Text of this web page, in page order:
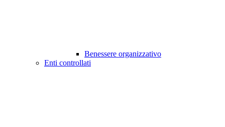
Benessere organizzativo
Enti controllati